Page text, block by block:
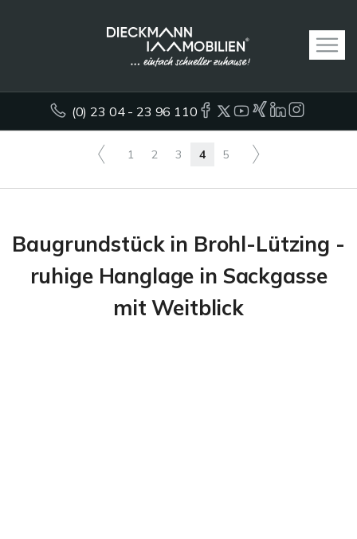
(0) 23 04 - 23 96 110
1 2 3 4 5
Baugrundstück in Brohl-Lützing -
ruhige Hanglage in Sackgasse
mit Weitblick